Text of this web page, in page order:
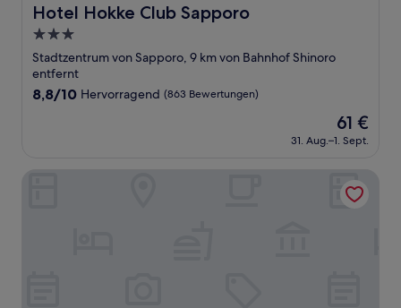
Hotel Hokke Club Sapporo
Hotel Hokke Club Sapporo
3.0-
Sterne-
Unterkunft
Stadtzentrum von Sapporo, 9 km von Bahnhof Shinoro
entfernt
8.8
Bewertungen)
8,8/10 Hervorragend (863 Bewertungen)
Der
Preis
beträgt
61 €
31. Aug.–1. Sept.